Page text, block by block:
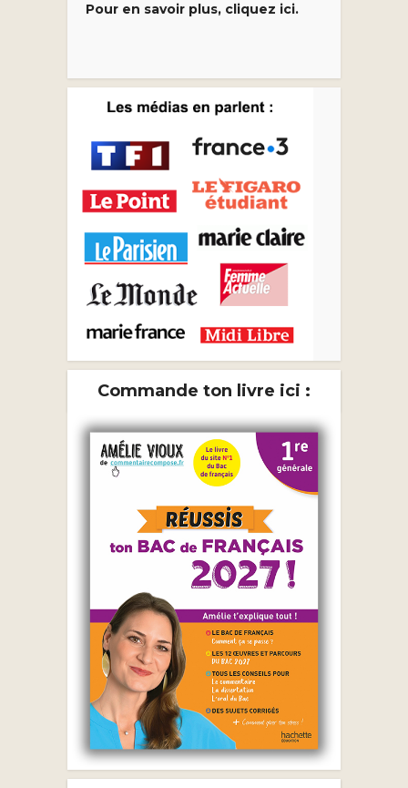
Pour en savoir plus, cliquez ici.
Commande ton livre ici :